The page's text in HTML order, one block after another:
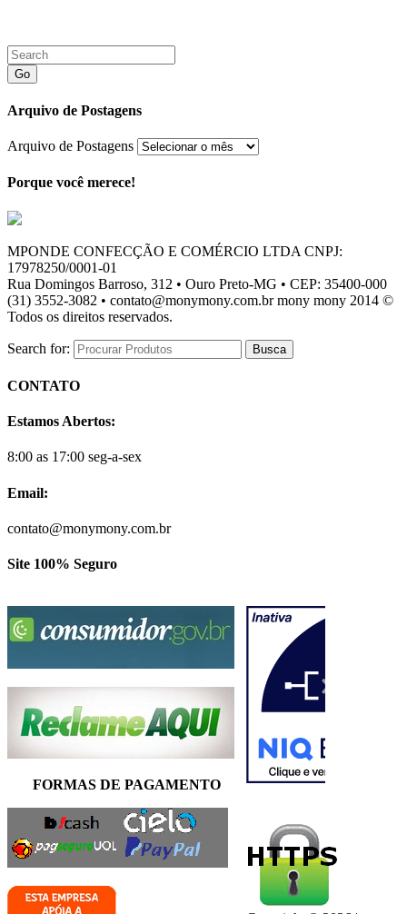
Go
Arquivo de Postagens
Arquivo de Postagens
Porque você merece!
MPONDE CONFECÇÃO E COMÉRCIO LTDA CNPJ:
17978250/0001-01
Rua Domingos Barroso, 312 • Ouro Preto-MG • CEP: 35400-000
(31) 3552-3082 • contato@monymony.com.br mony mony 2014 ©
Todos os direitos reservados.
Search for:
CONTATO
Estamos Abertos:
8:00 as 17:00 seg-a-sex
Email:
contato@monymony.com.br
Site 100% Seguro
FORMAS DE PAGAMENTO